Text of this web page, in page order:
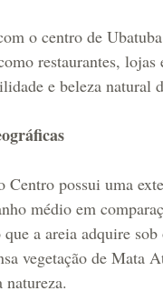
o centro de
restaurantes,
e beleza natural
possui uma
médio em
a areia adquire
vegetação de Mata